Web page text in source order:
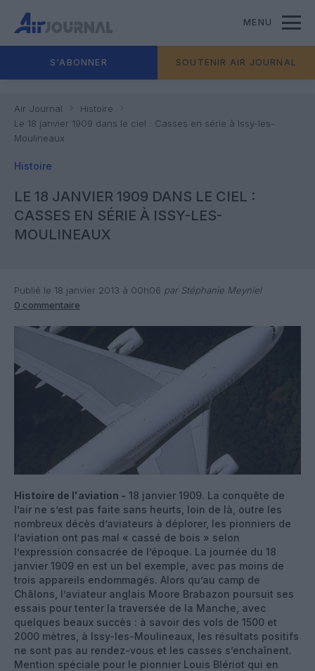
MENU
S'ABONNER SOUTENIR AIR JOURNAL
Air Journal
Histoire
Le 18 janvier 1909 dans le ciel : Casses en série à Issy-les-
Moulineaux
Histoire
LE 18 JANVIER 1909 DANS LE CIEL :
CASSES EN SÉRIE À ISSY-LES-
MOULINEAUX
Publié le 18 janvier 2013 à 00h06 par Stéphanie Meyniel
0 commentaire
Histoire de l'aviation - 18 janvier 1909. La conquête de
l’air ne s’est pas faite sans heurts, loin de là, outre les
nombreux décès d’aviateurs à déplorer, les pionniers de
l’aviation ont pas mal « cassé de bois » selon
l’expression consacrée de l’époque. La journée du 18
janvier 1909 en est un bel exemple, avec pas moins de
trois appareils endommagés. Alors qu’au camp de
Châlons, l’aviateur anglais Moore Brabazon poursuit ses
essais pour tenter la traversée de la Manche, avec
quelques beaux succès : à savoir des vols de 1500 et
2000 mètres, à Issy-les-Moulineaux, les résultats positifs
ne sont pas au rendez-vous et les casses s’enchaînent.
Mention spéciale pour le pionnier Louis Blériot qui en